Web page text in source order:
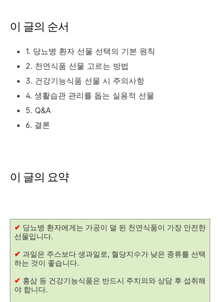
이 글의 순서
1. 당뇨병 환자 선물 선택의 기본 원칙
2. 천연식품 선물 고르는 방법
3. 건강기능식품 선물 시 주의사항
4. 생활습관 관리를 돕는 실용적 선물
5. Q&A
6. 결론
이 글의 요약
✔ 당뇨병 환자에게는 가공이 덜 된 천연식품이 가장 안전한
선물입니다.
✔ 과일은 주스보다 생과일로, 혈당지수가 낮은 종류를 선택
하는 것이 좋습니다.
✔ 홍삼 등 건강기능식품은 반드시 주치의와 상담 후 섭취해
야 합니다.